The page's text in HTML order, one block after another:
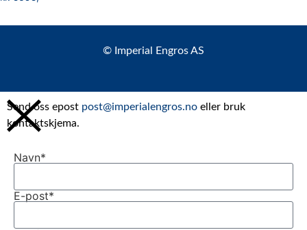
© Imperial Engros AS
Send oss epost post@imperialengros.no eller bruk
kontaktskjema.
Navn*
E-post*